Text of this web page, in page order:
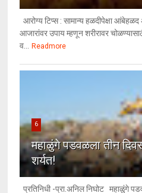
आरोग्य टिप्स : सामान्य हळदीपेक्षा
आजारांवर उपाय म्हणून शरीरावर
व...
Readmore
6
महाळुंगे पडवळला तीन
शर्यत!
प्रतिनिधी -प्रा.अनिल निघोट महाळुंगे